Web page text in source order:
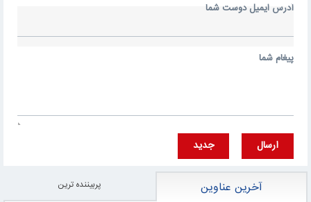
آدرس ايميل دوست شما
پيغام شما
ارسال جديد
آخرین عناوین پربيننده ترين